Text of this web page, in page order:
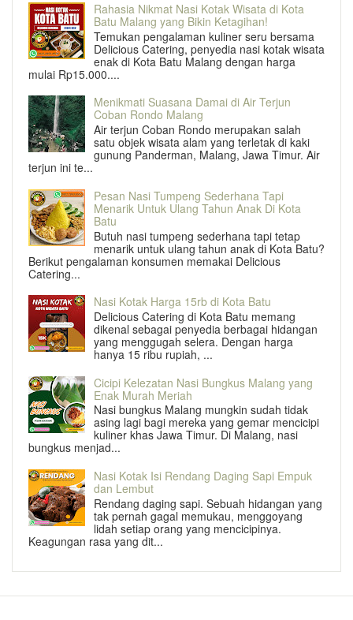
Rahasia Nikmat Nasi Kotak Wisata di Kota
Batu Malang yang Bikin Ketagihan!
Temukan pengalaman kuliner seru bersama
Delicious Catering, penyedia nasi kotak wisata
enak di Kota Batu Malang dengan harga
mulai Rp15.000....
Menikmati Suasana Damai di Air Terjun
Coban Rondo Malang
Air terjun Coban Rondo merupakan salah
satu objek wisata alam yang terletak di kaki
gunung Panderman, Malang, Jawa Timur. Air
terjun ini te...
Pesan Nasi Tumpeng Sederhana Tapi
Menarik Untuk Ulang Tahun Anak Di Kota
Batu
Butuh nasi tumpeng sederhana tapi tetap
menarik untuk ulang tahun anak di Kota Batu?
Berikut pengalaman konsumen memakai Delicious
Catering...
Nasi Kotak Harga 15rb di Kota Batu
Delicious Catering di Kota Batu memang
dikenal sebagai penyedia berbagai hidangan
yang menggugah selera. Dengan harga
hanya 15 ribu rupiah, ...
Cicipi Kelezatan Nasi Bungkus Malang yang
Enak Murah Meriah
Nasi bungkus Malang mungkin sudah tidak
asing lagi bagi mereka yang gemar mencicipi
kuliner khas Jawa Timur. Di Malang, nasi
bungkus menjad...
Nasi Kotak Isi Rendang Daging Sapi Empuk
dan Lembut
Rendang daging sapi. Sebuah hidangan yang
tak pernah gagal memukau, menggoyang
lidah setiap orang yang mencicipinya.
Keagungan rasa yang dit...